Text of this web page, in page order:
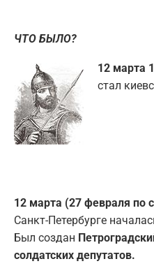
ЧТО БЫЛО?
12 марта
стал
12 марта (27 февраля по
Санкт-Петербурге
Был создан
солдатских депутатов.